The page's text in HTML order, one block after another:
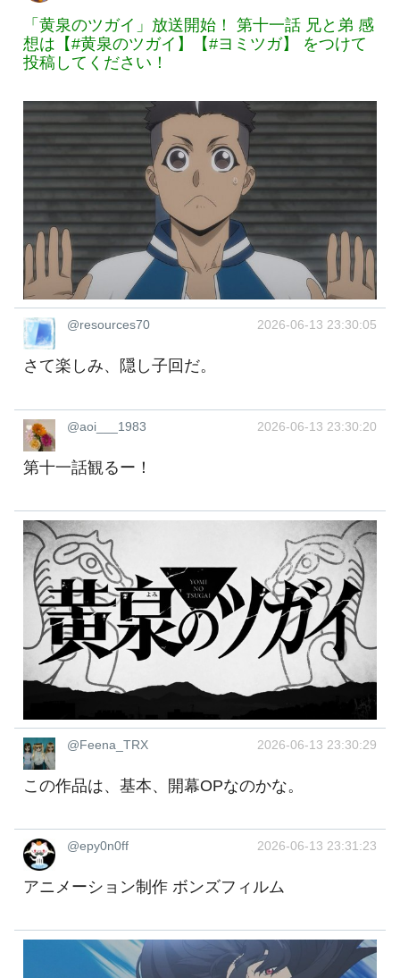
「黄泉のツガイ」放送開始！ 第十一話 兄と弟 感
想は【#黄泉のツガイ】【#ヨミツガ】 をつけて
投稿してください！
@resources70 2026-06-13 23:30:05
さて楽しみ、隠し子回だ。
@aoi___1983 2026-06-13 23:30:20
第十一話観るー！
@Feena_TRX 2026-06-13 23:30:29
この作品は、基本、開幕OPなのかな。
@epy0n0ff 2026-06-13 23:31:23
アニメーション制作 ボンズフィルム